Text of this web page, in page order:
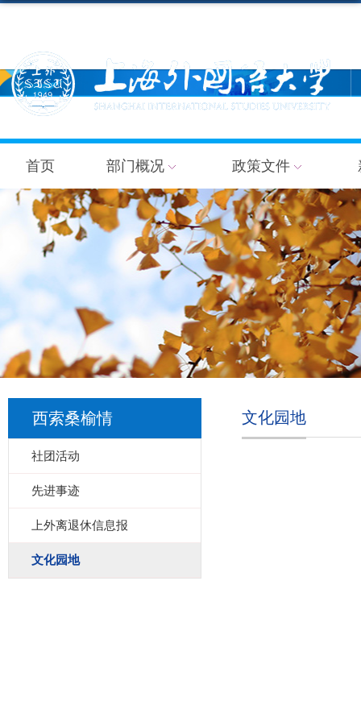
首页 部门概况 政策文件
西索桑榆情
社团活动
先进事迹
上外离退休信息报
文化园地
文化园地